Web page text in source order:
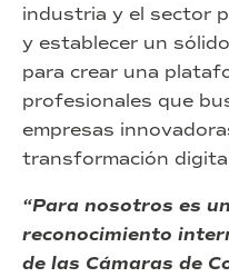
industria y el sector
y establecer un
para crear una
profesionales que
empresas
transformación
“Para nosotros es
reconocimiento
de las Cámaras de